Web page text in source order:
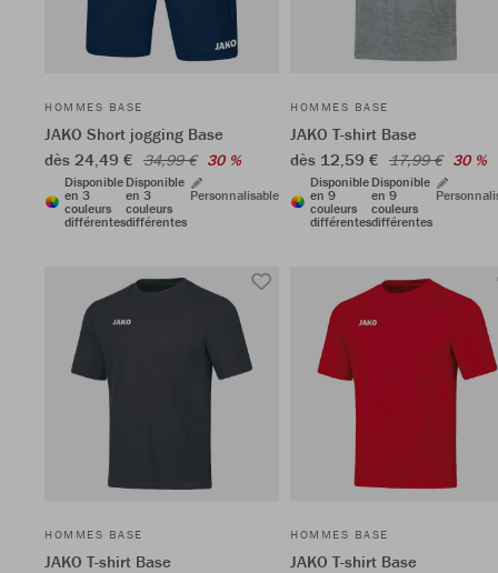
HOMMES BASE
JAKO Short jogging Base
dès 24,49 € 34,99 € 30 %
Disponible
en 3
couleurs
différentes
Disponible
en 3
couleurs
différentes
Personnalisable
HOMMES BASE
JAKO T-shirt Base
dès 12,59 € 17,99 € 30 %
Disponible
en 9
couleurs
différentes
Disponible
en 9
couleurs
différentes
HOMMES BASE
JAKO T-shirt Base
HOMMES BASE
JAKO T-shirt Base